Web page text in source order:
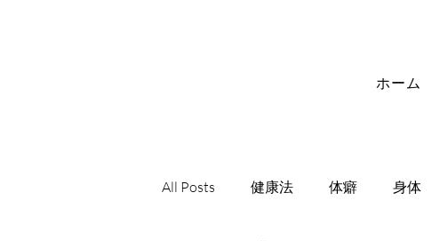
ホーム
All Posts 健康法 体癖 身体